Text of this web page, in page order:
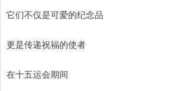
它们不仅是可爱的纪念品
更是传递祝福的使者
在十五运会期间